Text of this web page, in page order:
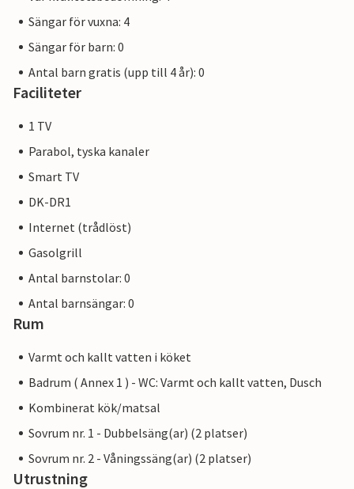
Sängar för vuxna: 4
Sängar för barn: 0
Antal barn gratis (upp till 4 år): 0
Faciliteter
1 TV
Parabol, tyska kanaler
Smart TV
DK-DR1
Internet (trådlöst)
Gasolgrill
Antal barnstolar: 0
Antal barnsängar: 0
Rum
Varmt och kallt vatten i köket
Badrum ( Annex 1 ) - WC: Varmt och kallt vatten, Dusch
Kombinerat kök/matsal
Sovrum nr. 1 - Dubbelsäng(ar) (2 platser)
Sovrum nr. 2 - Våningssäng(ar) (2 platser)
Utrustning